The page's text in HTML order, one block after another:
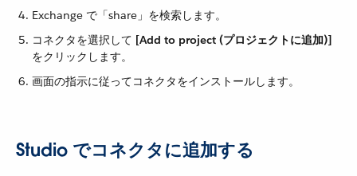
Exchange で「share」を検索します。
コネクタを選択して ​ [Add to project (プロジェクトに追加)]
をクリックします。
画面の指示に従ってコネクタをインストールします。
Studio でコネクタに追加する